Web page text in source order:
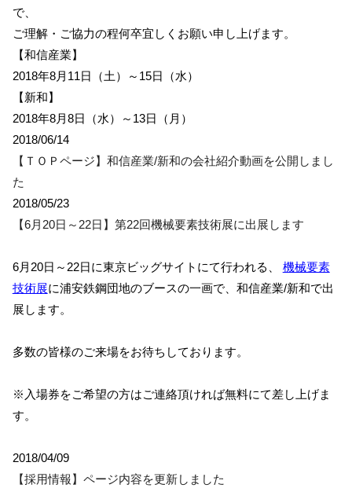
で、
ご理解・ご協力の程何卒宜しくお願い申し上げます。
【和信産業】
2018年8月11日（土）～15日（水）
【新和】
2018年8月8日（水）～13日（月）
2018/06/14
【ＴＯＰページ】和信産業/新和の会社紹介動画を公開しまし
た
2018/05/23
【6月20日～22日】第22回機械要素技術展に出展します
6月20日～22日に東京ビッグサイトにて行われる、 機械要素
技術展に浦安鉄鋼団地のブースの一画で、和信産業/新和で出
展します。
多数の皆様のご来場をお待ちしております。
※入場券をご希望の方はご連絡頂ければ無料にて差し上げま
す。
2018/04/09
【採用情報】ページ内容を更新しました